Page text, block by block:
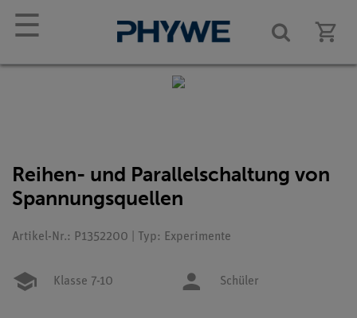
☰
Reihen- und Parallelschaltung von
Spannungsquellen
Artikel-Nr.: P1352200 | Typ: Experimente
Klasse 7-10 Schüler